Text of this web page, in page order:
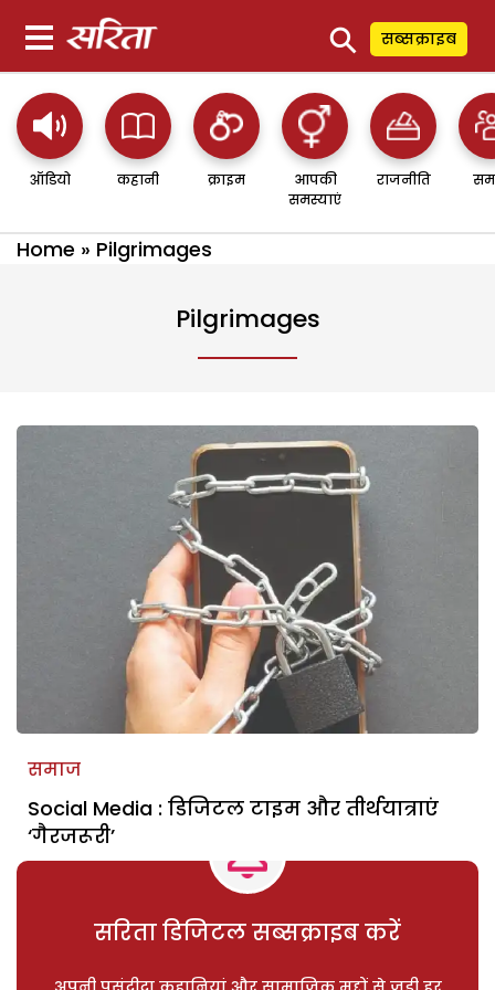
⚲ सब्सक्राइब
ऑडियो कहानी क्राइम
आपकी
समस्याएं
राजनीति
Home » Pilgrimages
Pilgrimages
समाज
Social Media : डिजिटल टाइम और तीर्थयात्राएं
‘गैरजरूरी’
सरिता डिजिटल सब्सक्राइब करें